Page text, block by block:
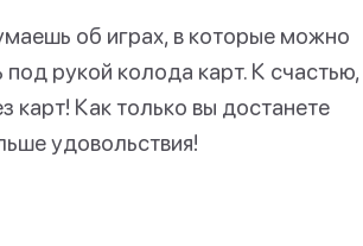
об играх, в которые можно
под рукой колода карт. К счастью,
карт! Как только вы достанете
удовольствия!